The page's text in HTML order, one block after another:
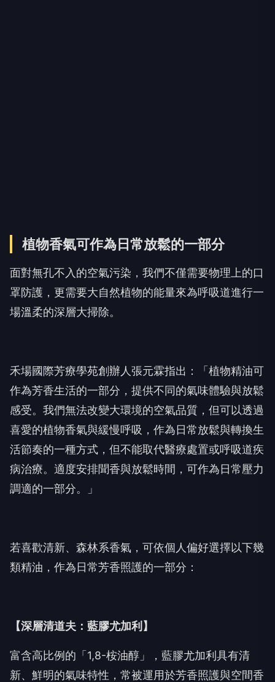
植物香氣可作為日常放鬆的一部分
面對無孔不入的空氣污染，我們不僅需要物理上的口
罩防護，更需要大自然植物的能量來為呼吸道進行一
場溫柔的深層大掃除。
禾場國際芳療學苑創辦人張元霖指出：「植物精油可
作為芳香生活的一部分，提供不同的氣味體驗與放鬆
感受。我們無法改變大環境的空氣品質，但可以透過
喜愛的植物香氣與緩慢呼吸，作為日常放鬆與轉換生
活節奏的一種方式，但不能取代醫療處置或呼吸道疾
病治療。適度安排聞香與放鬆時間，可作為日常壓力
調適的一部分。」
若喜歡清新、森林系香氣，可依個人偏好選擇以下幾
類精油，作為日常芳香照護的一部分：
【深層清道夫：藍膠尤加利】
富含高比例的「1,8-桉油醇」，藍膠尤加利具有清
新、鮮明的氣味特性，常被運用於芳香照護與空間香